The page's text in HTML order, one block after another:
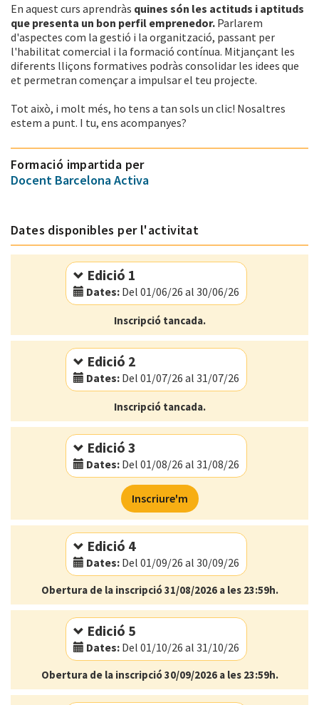
En aquest curs aprendràs quines són les actituds i aptituds
que presenta un bon perfil emprenedor. Parlarem
d'aspectes com la gestió i la organització, passant per
l'habilitat comercial i la formació contínua. Mitjançant les
diferents lliçons formatives podràs consolidar les idees que
et permetran començar a impulsar el teu projecte.
Tot això, i molt més, ho tens a tan sols un clic! Nosaltres
estem a punt. I tu, ens acompanyes?
Formació impartida per
Docent Barcelona Activa
Dates disponibles per l'activitat
Edició 1
Dates:Del 01/06/26 al 30/06/26
Modalitat:Online
Idioma:Català
Inscripció tancada.
Edició 2
Dates:Del 01/07/26 al 31/07/26
Modalitat:Online
Idioma:Català
Inscripció tancada.
Edició 3
Dates:Del 01/08/26 al 31/08/26
Modalitat:
Online
Idioma: Català
Inscriure'm
Edició 4
Dates:Del 01/09/26 al 30/09/26
Modalitat:Online
Idioma:Català
Obertura de la inscripció 31/08/2026 a les 23:59h.
Edició 5
Dates:Del 01/10/26 al 31/10/26
Modalitat:Online
Idioma:Català
Obertura de la inscripció 30/09/2026 a les 23:59h.